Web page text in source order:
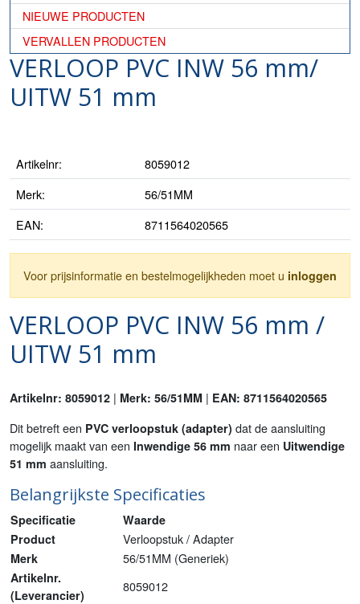
NIEUWE PRODUCTEN
VERVALLEN PRODUCTEN
VERLOOP PVC INW 56 mm/
UITW 51 mm
Artikelnr:
8059012
Merk:
56/51MM
EAN:
8711564020565
Voor prijsinformatie en bestelmogelijkheden moet u inloggen
VERLOOP PVC INW 56 mm /
UITW 51 mm
Artikelnr: 8059012 | Merk: 56/51MM | EAN: 8711564020565
Dit betreft een PVC verloopstuk (adapter) dat de aansluiting
mogelijk maakt van een Inwendige 56 mm naar een Uitwendige
51 mm aansluiting.
Belangrijkste Specificaties
Specificatie
Waarde
Product
Verloopstuk / Adapter
Merk 56/51MM (Generiek)
Artikelnr.
(Leverancier)
8059012